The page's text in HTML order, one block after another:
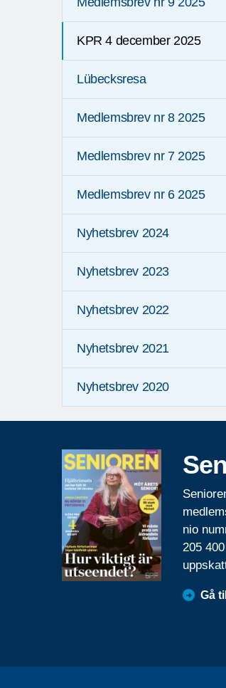
KPR 4 december 2025
Lübecksresa
Medlemsbrev nr 8 2025
Medlemsbrev nr 7 2025
Medlemsbrev nr 6 2025
Nyhetsbrev 2024
Nyhetsbrev 2023
Nyhetsbrev 2022
Nyhetsbrev 2021
Nyhetsbrev 2020
nio
205
Gå